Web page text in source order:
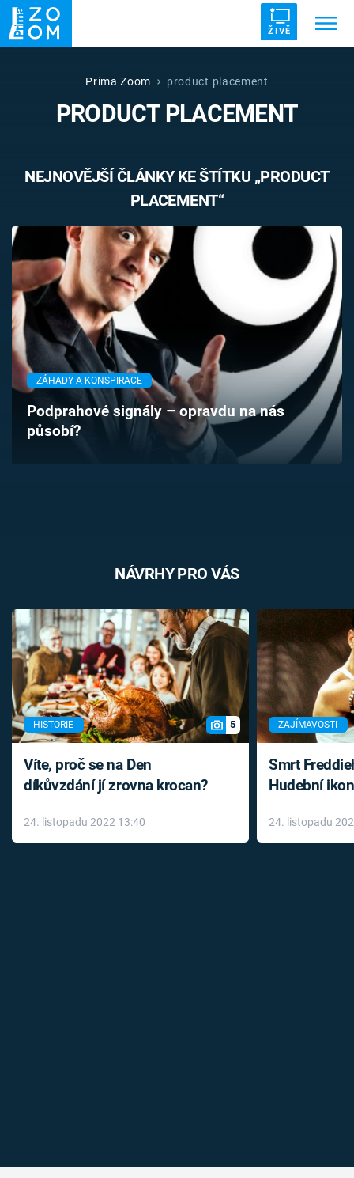
ŽIVĚ
ZRÁDCI UFO DRUHÁ SVĚTOVÁ VÁLKA
ZÁHADY VETŘELCI DÁVNOVĚKU
Témata
Pořady
TV Program
Časopis
Sledujte prima+
Prima Zoom product placement
PRODUCT PLACEMENT
NEJNOVĚJŠÍ ČLÁNKY KE ŠTÍTKU „PRODUCT
PLACEMENT“
ZÁHADY A KONSPIRACE
Podprahové signály – opravdu na nás
působí?
NÁVRHY PRO VÁS
HISTORIE 5
Víte, proč se na Den
díkůvzdání jí zrovna krocan?
24. listopadu 2022 13:40
ZAJÍMAVOSTI
Smrt
Hudební
léky
24. listopadu